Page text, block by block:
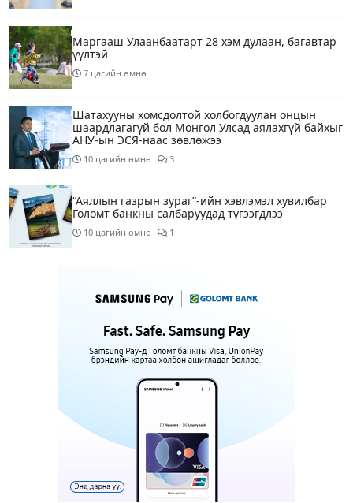
Маргааш Улаанбаатарт 28 хэм дулаан, багавтар
үүлтэй
7 цагийн өмнө
Шатахууны хомсдолтой холбогдуулан онцын
шаардлагагүй бол Монгол Улсад аялахгүй байхыг
АНУ-ын ЭСЯ-наас зөвлөжээ
10 цагийн өмнө 3
“Аяллын газрын зураг”-ийн хэвлэмэл хувилбар
Голомт банкны салбаруудад түгээгдлээ
10 цагийн өмнө 1
дарга Б.Пүрэвдагвыг өөрийн биеэр онцгойлон
анхаарахыг үүрэг болголоо
Бүх шатанд хэмнэлтийн горимд шилжиж, найр
наадам, зөвлөгөөн, гадаад томилолтыг
Шатахуун, түлш, газрын тосны бүх
бүтээгдэхүүнийг гаалийн татвараас чөлөөллөө
12 цагийн өмнө 4